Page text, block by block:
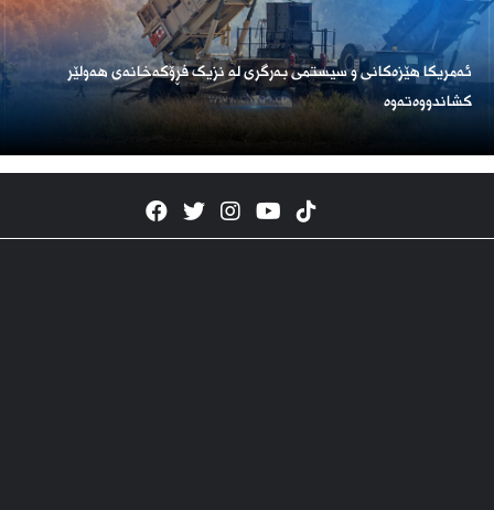
ئەمریكا هێزەكانی و سیستمی بەرگری لە نزیک فڕۆكەخانەی هەولێر
كشاندووەتەوە